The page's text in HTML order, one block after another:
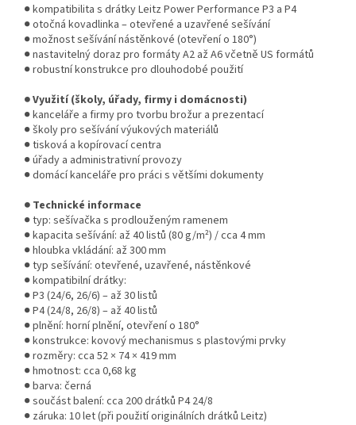
● kompatibilita s drátky Leitz Power Performance P3 a P4
● otočná kovadlinka – otevřené a uzavřené sešívání
● možnost sešívání nástěnkové (otevření o 180°)
● nastavitelný doraz pro formáty A2 až A6 včetně US formátů
● robustní konstrukce pro dlouhodobé použití
● Využití (školy, úřady, firmy i domácnosti)
● kanceláře a firmy pro tvorbu brožur a prezentací
● školy pro sešívání výukových materiálů
● tisková a kopírovací centra
● úřady a administrativní provozy
● domácí kanceláře pro práci s většími dokumenty
● Technické informace
● typ: sešívačka s prodlouženým ramenem
● kapacita sešívání: až 40 listů (80 g/m²) / cca 4 mm
● hloubka vkládání: až 300 mm
● typ sešívání: otevřené, uzavřené, nástěnkové
● kompatibilní drátky:
● P3 (24/6, 26/6) – až 30 listů
● P4 (24/8, 26/8) – až 40 listů
● plnění: horní plnění, otevření o 180°
● konstrukce: kovový mechanismus s plastovými prvky
● rozměry: cca 52 × 74 × 419 mm
● hmotnost: cca 0,68 kg
● barva: černá
● součást balení: cca 200 drátků P4 24/8
● záruka: 10 let (při použití originálních drátků Leitz)